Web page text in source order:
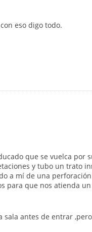
eso digo todo.
que se vuelca por
y tubo un trato
a mí de una
para que nos atienda
antes de entrar